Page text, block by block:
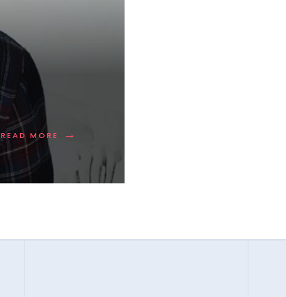
READ MORE →